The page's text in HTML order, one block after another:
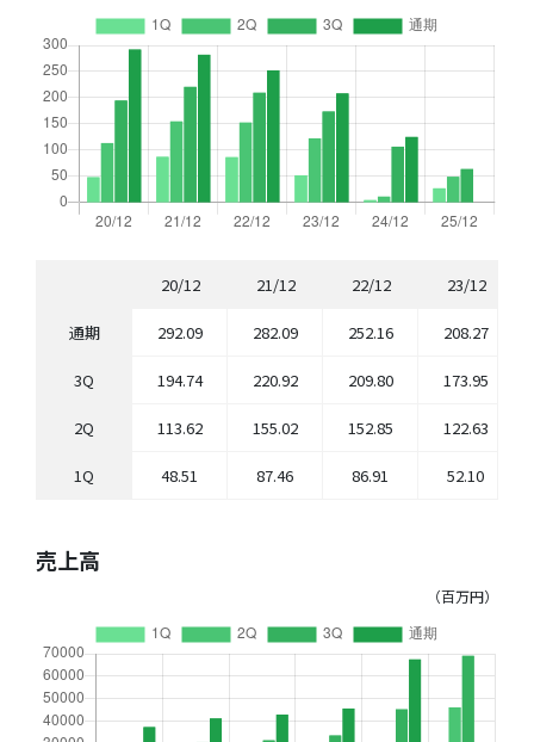
通期
3Q
2Q
1Q
20/12
292.09
194.74
113.62
48.51
21/12
282.09
220.92
155.02
87.46
22/12
252.16
209.80
152.85
86.91
23/12
208.27
173.95
122.63
52.10
売上高
（百万円）